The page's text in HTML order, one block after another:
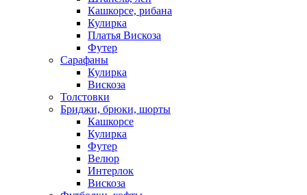
Кашкорсе, рибана
Кулирка
Платья Вискоза
Футер
Сарафаны
Кулирка
Вискоза
Толстовки
Бриджи, брюки, шорты
Кашкорсе
Кулирка
Футер
Велюр
Интерлок
Вискоза